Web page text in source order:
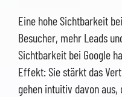
Eine hohe Sichtbarkeit
Besucher, mehr Leads
Sichtbarkeit bei Google
Effekt: Sie stärkt das
gehen intuitiv davon aus,